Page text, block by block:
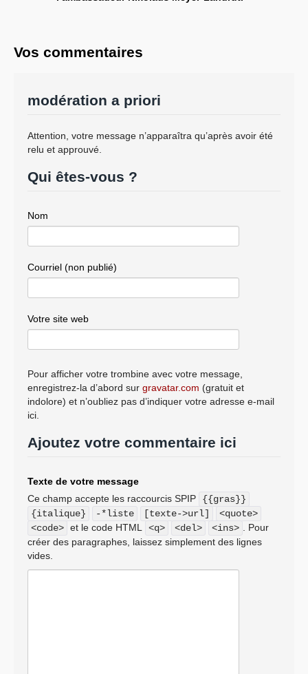
Vos commentaires
modération a priori
Attention, votre message n’apparaîtra qu’après avoir été
relu et approuvé.
Qui êtes-vous ?
Nom
Courriel (non publié)
Votre site web
Pour afficher votre trombine avec votre message,
enregistrez-la d’abord sur gravatar.com (gratuit et
indolore) et n’oubliez pas d’indiquer votre adresse e-mail
ici.
Ajoutez votre commentaire ici
Texte de votre message
Ce champ accepte les raccourcis SPIP
{{gras}}
{italique}
-*liste [texte->url]
<quote>
<code> et le code HTML <q> <del> <ins>
. Pour
créer des paragraphes, laissez simplement des lignes
vides.